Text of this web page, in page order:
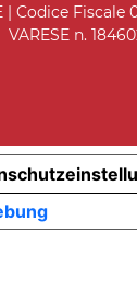
Codice Fiscale
VARESE n.